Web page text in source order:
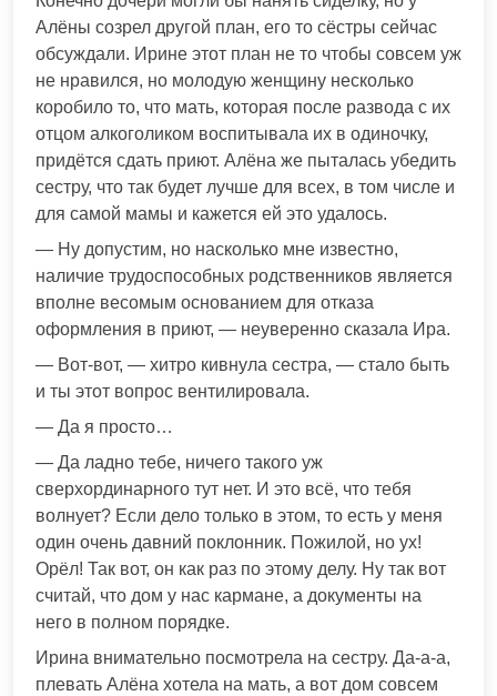
Алёны созрел другой план, его то сёстры сейчас
обсуждали. Ирине этот план не то чтобы совсем уж
не нравился, но молодую женщину несколько
коробило то, что мать, которая после развода с их
отцом алкоголиком воспитывала их в одиночку,
придётся сдать приют. Алёна же пыталась убедить
сестру, что так будет лучше для всех, в том числе и
для самой мамы и кажется ей это удалось.
— Ну допустим, но насколько мне известно,
наличие трудоспособных родственников является
вполне весомым основанием для отказа
оформления в приют, — неуверенно сказала Ира.
— Вот-вот, — хитро кивнула сестра, — стало быть
и ты этот вопрос вентилировала.
— Да я просто…
— Да ладно тебе, ничего такого уж
сверхординарного тут нет. И это всё, что тебя
волнует? Если дело только в этом, то есть у меня
один очень давний поклонник. Пожилой, но ух!
Орёл! Так вот, он как раз по этому делу. Ну так вот
считай, что дом у нас кармане, а документы на
него в полном порядке.
Ирина внимательно посмотрела на сестру. Да-а-а,
плевать Алёна хотела на мать, а вот дом совсем